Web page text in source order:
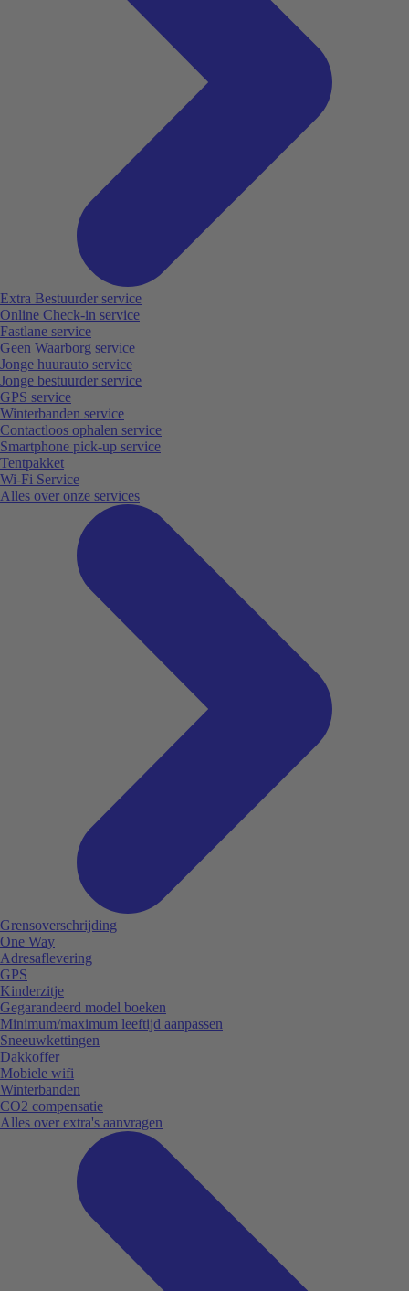
Extra Bestuurder service
Online Check-in service
Fastlane service
Geen Waarborg service
Jonge huurauto service
Jonge bestuurder service
GPS service
Winterbanden service
Contactloos ophalen service
Smartphone pick-up service
Tentpakket
Wi-Fi Service
Alles over onze services
Grensoverschrijding
One Way
Adresaflevering
GPS
Kinderzitje
Gegarandeerd model boeken
Minimum/maximum leeftijd aanpassen
Sneeuwkettingen
Dakkoffer
Mobiele wifi
Winterbanden
CO2 compensatie
Alles over extra's aanvragen